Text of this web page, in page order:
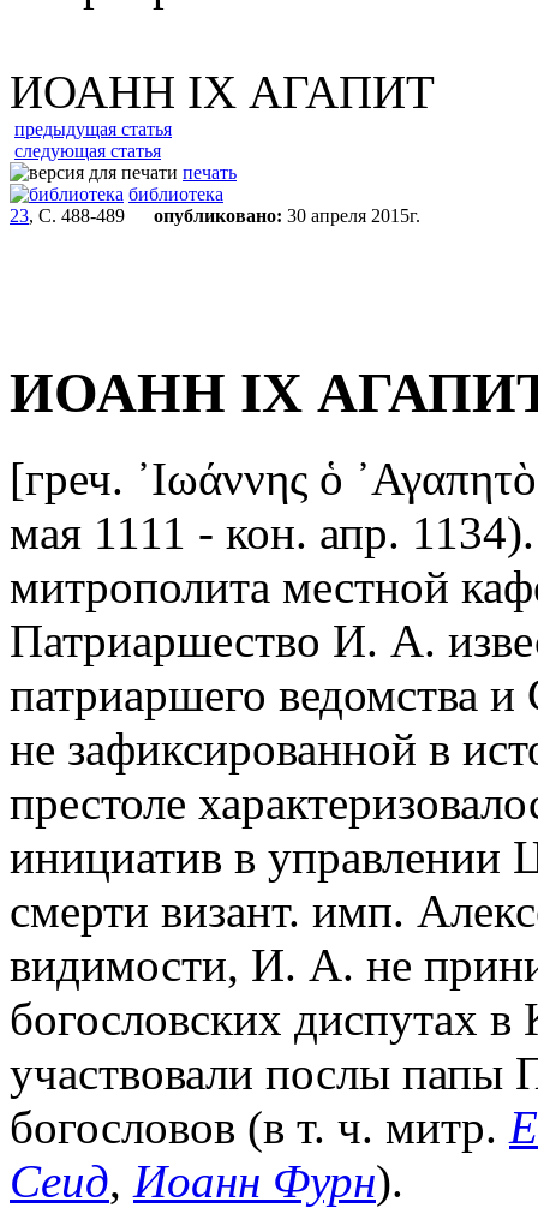
ИОАНН IХ АГАПИТ
предыдущая статья
следующая статья
печать
библиотека
23, С. 488-489 опубликовано: 30 апреля 2015г.
ИОАНН IХ
[греч. ᾿Ιωάννης ὁ
мая 1111 - кон. апр.
митрополита местной
Патриаршество И. А.
патриаршего ведомства
не зафиксированной в
престоле
инициатив в управлении
смерти визант. имп.
видимости, И. А. не
богословских диспутах
участвовали послы папы
богословов (в т. ч. митр.
Сеид, Иоанн Фурн).